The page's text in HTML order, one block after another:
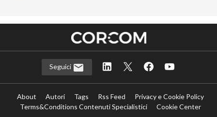
Seguici
About Autori Tags Rss Feed
Privacy e Cookie Policy
Terms&Conditions Contenuti Specialistici
Cookie Center